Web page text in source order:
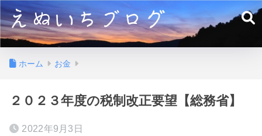
ホーム お金
２０２３年度の税制改正要望【総務省】
2022年9月3日